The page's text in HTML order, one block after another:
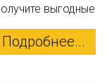
выгодные
Подробнее...